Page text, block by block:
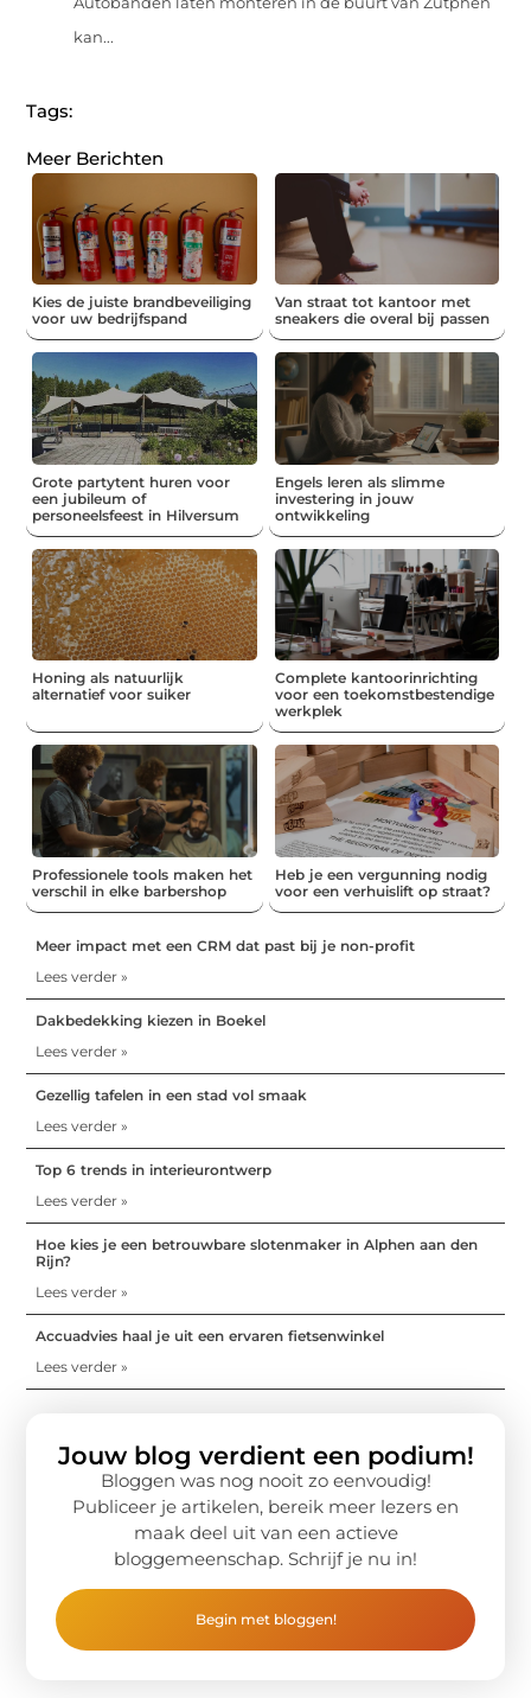
kan...
Tags:
Meer Berichten
Kies de juiste brandbeveiliging
voor uw bedrijfspand
Van straat tot kantoor met
sneakers die overal bij passen
Grote partytent huren voor
een jubileum of
personeelsfeest in Hilversum
Engels leren als slimme
investering in jouw
ontwikkeling
Honing als natuurlijk
alternatief voor suiker
Complete kantoorinrichting
voor een toekomstbestendige
werkplek
Professionele tools maken het
verschil in elke barbershop
Heb je een vergunning nodig
voor een verhuislift op straat?
Meer impact met een CRM dat past bij je non-profit
Lees verder »
Dakbedekking kiezen in Boekel
Lees verder »
Gezellig tafelen in een stad vol smaak
Lees verder »
Top 6 trends in interieurontwerp
Lees verder »
Hoe kies je een betrouwbare slotenmaker in Alphen aan den
Rijn?
Lees verder »
Accuadvies haal je uit een ervaren fietsenwinkel
Lees verder »
Jouw blog verdient een podium!
Bloggen was nog nooit zo eenvoudig!
Publiceer je artikelen, bereik meer lezers en
maak deel uit van een actieve
bloggemeenschap. Schrijf je nu in!
Begin met bloggen!